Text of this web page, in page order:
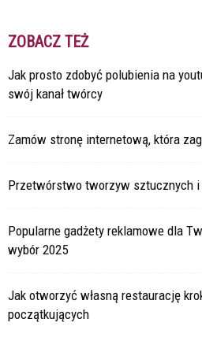
ZOBACZ TEŻ
Jak prosto zdobyć polubienia na
swój kanał twórcy
Zamów stronę internetową, która
Przetwórstwo tworzyw sztucznych i
Popularne gadżety reklamowe dla
wybór 2025
Jak otworzyć własną restaurację
początkujących